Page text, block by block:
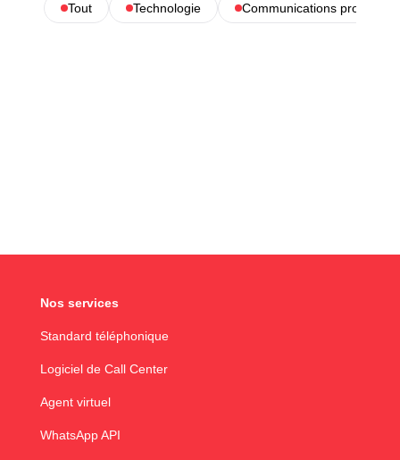
Tout Technologie Communications
Nos services
Standard téléphonique
Logiciel de Call Center
Agent virtuel
WhatsApp API